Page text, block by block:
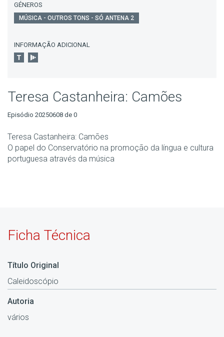
GÉNEROS
MÚSICA - OUTROS TONS - SÓ ANTENA 2
INFORMAÇÃO ADICIONAL
Teresa Castanheira: Camões
Episódio 20250608 de 0
Teresa Castanheira: Camões
O papel do Conservatório na promoção da língua e cultura
portuguesa através da música
Ficha Técnica
Título Original
Caleidoscópio
Autoria
vários